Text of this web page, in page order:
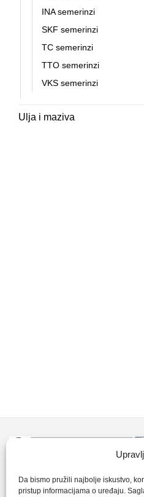
Da bismo pružili najbolje iskustvo,
pristup informacijama o uređaju.
INA semerinzi
SKF semerinzi
TC semerinzi
TTO semerinzi
VKS semerinzi
Ulja i maziva
CLK-Interpromet d.o.o.